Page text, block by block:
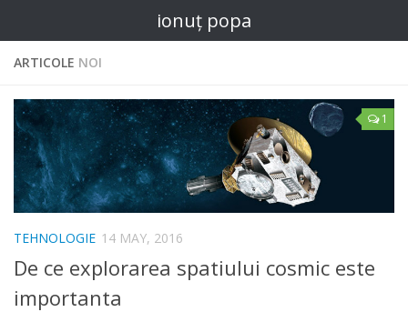
ionuț popa
ARTICOLE NOI
1
TEHNOLOGIE 14 MAY, 2016
De ce explorarea spatiului cosmic este
importanta